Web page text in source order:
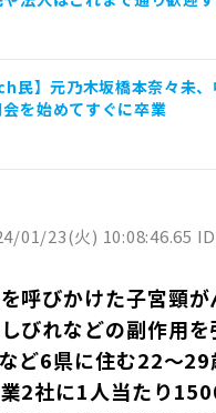
民】元乃木坂橋本奈々未
会を始めてすぐに卒業
01/23(火) 10:08:46.65
呼びかけた子宮頸が
びれなどの副作用を
ど6県に住む22～
2社に1人当たり